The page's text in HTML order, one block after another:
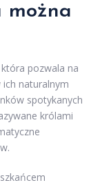
można
pozwala na
naturalnym
spotykanych
królami